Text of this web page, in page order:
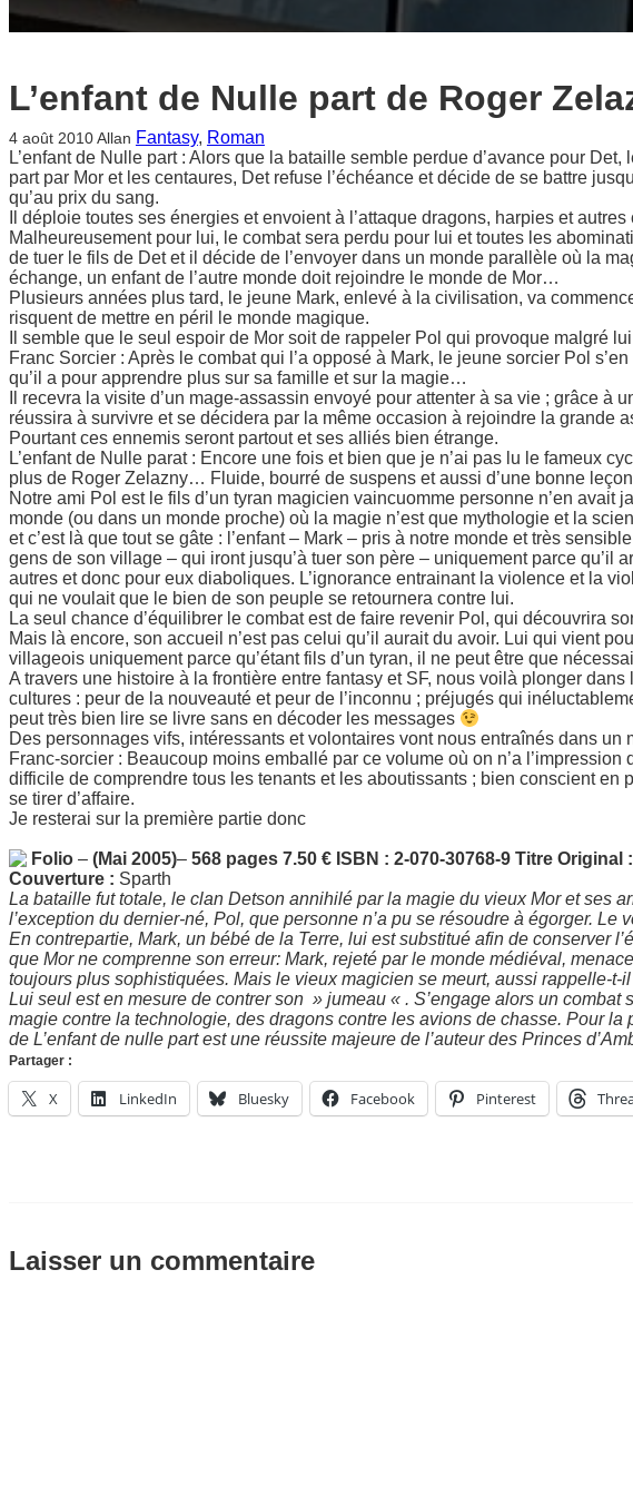
L’enfant de Nulle part de Roger
4 août 2010 Allan Fantasy, Roman
L’enfant de Nulle part : Alors que la bataille semble perdue d’avance pour
part par Mor et les centaures, Det refuse l’échéance et décide de se battre
qu’au prix du sang.
Il déploie toutes ses énergies et envoient à l’attaque dragons, harpies et
Malheureusement pour lui, le combat sera perdu pour lui et toutes les
de tuer le fils de Det et il décide de l’envoyer dans un monde parallèle où la
échange, un enfant de l’autre monde doit rejoindre le monde de Mor…
Plusieurs années plus tard, le jeune Mark, enlevé à la civilisation, va
risquent de mettre en péril le monde magique.
Il semble que le seul espoir de Mor soit de rappeler Pol qui provoque malgré
Franc Sorcier : Après le combat qui l’a opposé à Mark, le jeune sorcier Pol
qu’il a pour apprendre plus sur sa famille et sur la magie…
Il recevra la visite d’un mage-assassin envoyé pour attenter à sa vie ; grâce à
réussira à survivre et se décidera par la même occasion à rejoindre la grande
Pourtant ces ennemis seront partout et ses alliés bien étrange.
L’enfant de Nulle parat : Encore une fois et bien que je n’ai pas lu le fameux
plus de Roger Zelazny… Fluide, bourré de suspens et aussi d’une bonne
Notre ami Pol est le fils d’un tyran magicien vaincuomme personne n’en avait
monde (ou dans un monde proche) où la magie n’est que mythologie et la
et c’est là que tout se gâte : l’enfant – Mark – pris à notre monde et très
gens de son village – qui iront jusqu’à tuer son père – uniquement parce qu’il
autres et donc pour eux diaboliques. L’ignorance entrainant la violence et la
qui ne voulait que le bien de son peuple se retournera contre lui.
La seul chance d’équilibrer le combat est de faire revenir Pol, qui découvrira
Mais là encore, son accueil n’est pas celui qu’il aurait du avoir. Lui qui vient
villageois uniquement parce qu’étant fils d’un tyran, il ne peut être que
A travers une histoire à la frontière entre fantasy et SF, nous voilà plonger
cultures : peur de la nouveauté et peur de l’inconnu ; préjugés qui
peut très bien lire se livre sans en décoder les messages
Des personnages vifs, intéressants et volontaires vont nous entraînés dans
Franc-sorcier : Beaucoup moins emballé par ce volume où on n’a l’impression
difficile de comprendre tous les tenants et les aboutissants ; bien conscient en
se tirer d’affaire.
Je resterai sur la première partie donc
Folio – (Mai 2005)– 568 pages 7.50 € ISBN : 2-070-30768-9 Titre Original :
Couverture : Sparth
La bataille fut totale, le clan Detson annihilé par la magie du vieux Mor et ses
l’exception du dernier-né, Pol, que personne n’a pu se résoudre à égorger.
En contrepartie, Mark, un bébé de la Terre, lui est substitué afin de conserver
que Mor ne comprenne son erreur: Mark, rejeté par le monde médiéval,
toujours plus sophistiquées. Mais le vieux magicien se meurt, aussi rappelle-t-
Lui seul est en mesure de contrer son » jumeau « . S’engage alors un combat
magie contre la technologie, des dragons contre les avions de chasse. Pour
de L’enfant de nulle part est une réussite majeure de l’auteur des Princes
Partager :
X LinkedIn Bluesky Facebook Pinterest
Laisser un commentaire